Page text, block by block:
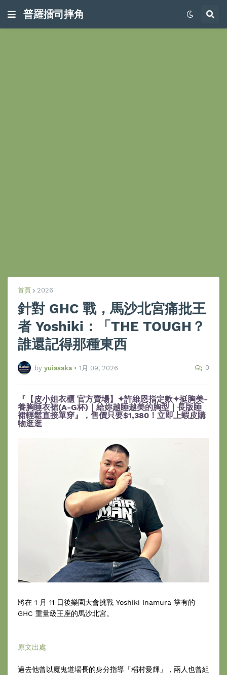
普羅擂司摔角
首頁 2026
針對 GHC 戰，馬沙北宮痛批王
者 Yoshiki：「THE TOUGH？
誰還記得那種東西
by yuiasaka • 1月 09, 2026 0
『【皮小姐衣櫃 官方賣場】✦許維恩指定款✦挺胸美-
養胸睡衣裙(A-G杯)｜給妳越睡越美的胸型｜長版睡
裙輕鬆直接單穿』，售價只要$1,380！立即上蝦皮購
物逛逛
將在 1 月 11 日後樂園大會挑戰 Yoshiki Inamura 掌有的
GHC 重量級王座的馬沙北宮。
原文出處
過去他曾以魔鬼道場長的身分指導「稻村愛輝」，兩人也曾組